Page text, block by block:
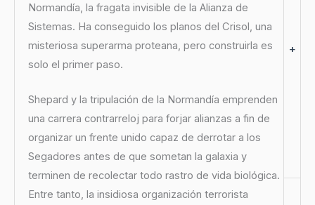
+
Normandía, la fragata invisible de la Alianza de
Sistemas. Ha conseguido los planos del Crisol, una
misteriosa superarma proteana, pero construirla es
solo el primer paso.
Shepard y la tripulación de la Normandía emprenden
una carrera contrarreloj para forjar alianzas a fin de
organizar un frente unido capaz de derrotar a los
Segadores antes de que sometan la galaxia y
terminen de recolectar todo rastro de vida biológica.
Entre tanto, la insidiosa organización terrorista